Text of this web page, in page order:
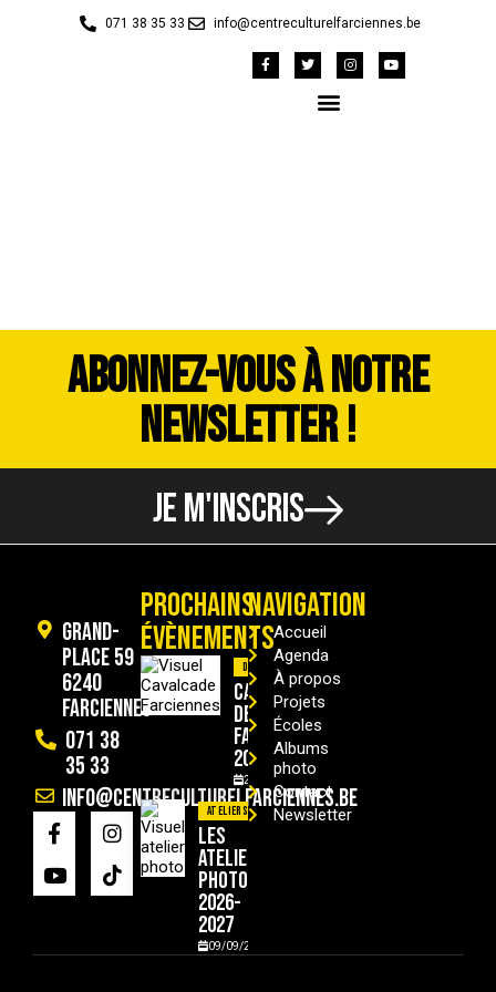
071 38 35 33 info@centreculturelfarciennes.be
ABONNEZ-VOUS À NOTRE
NEWSLETTER !
JE M'INSCRIS
Grand-
Place 59
6240
Farciennes
071 38
35 33
info@centreculturelfarciennes.be
PROCHAINS
ÉVÈNEMENTS
Divers
Cavalcade
de
Farciennes
2026
29/08/2026
Ateliers
Les
ateliers
photo
2026-
2027
09/09/2026
NAVIGATION
Accueil
Agenda
À propos
Projets
Écoles
Albums
photo
Contact
Newsletter